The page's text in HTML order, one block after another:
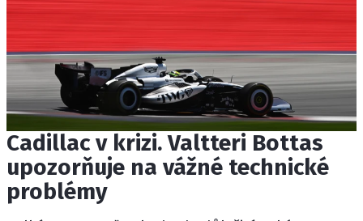
Cadillac v krizi. Valtteri Bottas
upozorňuje na vážné technické
problémy